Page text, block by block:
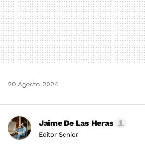
20 Agosto 2024
Jaime De Las Heras
Editor Senior